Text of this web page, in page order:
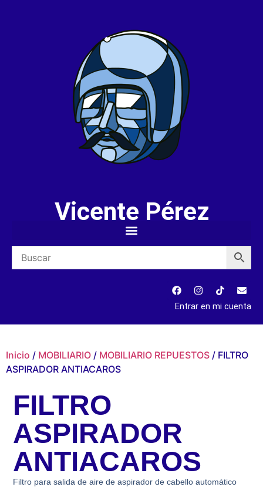
Vicente Pérez
Entrar en mi cuenta
Inicio / MOBILIARIO / MOBILIARIO REPUESTOS / FILTRO
ASPIRADOR ANTIACAROS
FILTRO
ASPIRADOR
ANTIACAROS
Filtro para salida de aire de aspirador de cabello automático